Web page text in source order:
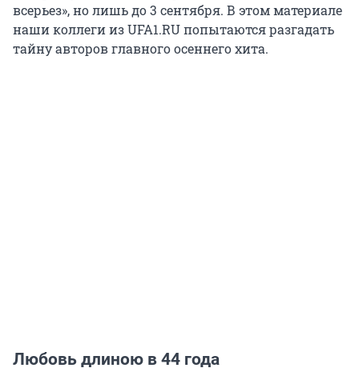
всерьез», но лишь до 3 сентября. В этом материале
наши коллеги из UFA1.RU попытаются разгадать
тайну авторов главного осеннего хита.
Любовь длиною в 44 года